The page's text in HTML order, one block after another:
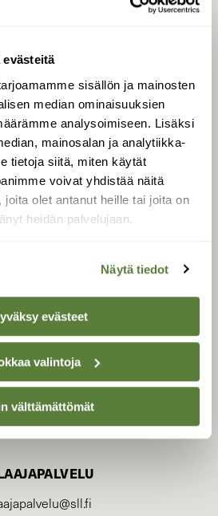
evästeitä
sisällön ja mainosten
median ominaisuuksien
analysoimiseen. Lisäksi
mainosalan ja analytiikka-
tietoja siitä, miten käytät
voivat yhdistää näitä
joita olet antanut heille tai joita on
heidän palvelujaan.
Näytä tiedot
evästeet
valintoja
välttämättömät
Tilaa digilukuoikeus
Äänestä parasta juttua
Tilaa uutiskirje
SUOMEN LUONNON­
SUOJELU­LIITTO
Suomen Luonto -lehden
luonnonsuojelu­liitto.